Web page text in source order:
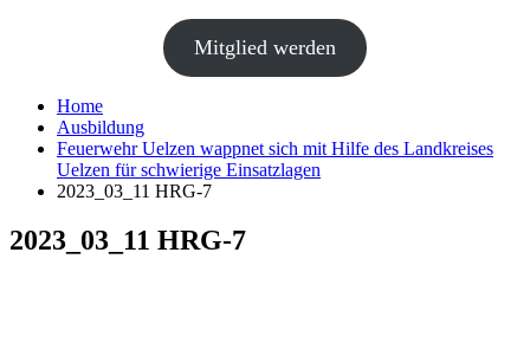
Mitglied werden
Home
Ausbildung
Feuerwehr Uelzen wappnet sich mit Hilfe des Landkreises
Uelzen für schwierige Einsatzlagen
2023_03_11 HRG-7
2023_03_11 HRG-7